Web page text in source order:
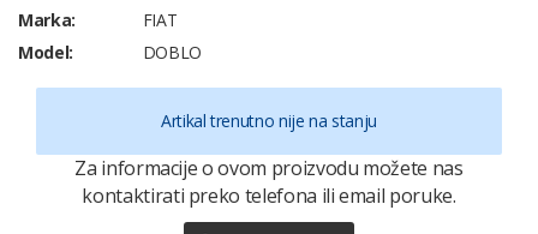
Marka:
FIAT
Model:
DOBLO
Artikal trenutno nije na stanju
Za informacije o ovom proizvodu možete nas
kontaktirati preko telefona ili email poruke.